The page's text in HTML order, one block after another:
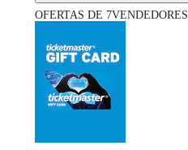
OFERTAS DE 7VENDEDORES